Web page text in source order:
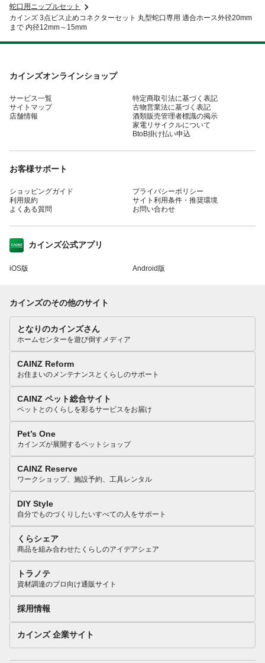
蛇口用ニップルセット
カインズ 3点ビス止めコネクターセット 丸型蛇口専用 適合ホース外径20mm
まで 内径12mm～15mm
カインズオンラインショップ
サービス一覧
サイトマップ
店舗情報
特定商取引法に基づく表記
古物営業法に基づく表記
酒類販売管理者標識の掲示
家電リサイクルについて
BtoB掛け払い申込
お客様サポート
ショッピングガイド
利用規約
よくある質問
プライバシーポリシー
サイト利用条件・推奨環境
お問い合わせ
カインズ公式アプリ
iOS版 Android版
カインズのその他のサイト
となりのカインズさん
ホームセンターを遊び倒すメディア
CAINZ Reform
お住まいのメンテナンスとくらしのサポート
CAINZ ペット総合サイト
ペットとのくらしを彩るサービスをお届け
Pet’s One
カインズが展開するペットショップ
CAINZ Reserve
ワークショップ、施設予約、工具レンタル
DIY Style
自分でものづくりしたいすべての人をサポート
くらシェア
商品を組み合わせたくらしのアイデアシェア
トラノテ
資材調達のプロ向け通販サイト
採用情報
カインズ 企業サイト